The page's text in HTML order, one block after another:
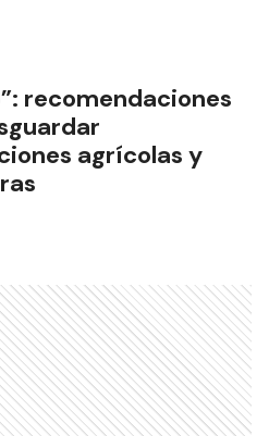
recomendaciones
agrícolas y